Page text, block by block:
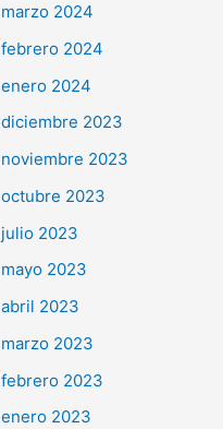
marzo 2024
febrero 2024
enero 2024
diciembre 2023
noviembre 2023
octubre 2023
julio 2023
mayo 2023
abril 2023
marzo 2023
febrero 2023
enero 2023